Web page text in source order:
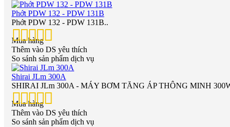
Phớt PDW 132 - PDW 131B
Phớt PDW 132 - PDW 131B..
Mua hàng
Thêm vào DS yêu thích
So sánh sản phẩm dịch vụ
Shirai JLm 300A
SHIRAI JLm 300A - MÁY BƠM TĂNG ÁP THÔNG MINH 300W
Mua hàng
Thêm vào DS yêu thích
So sánh sản phẩm dịch vụ